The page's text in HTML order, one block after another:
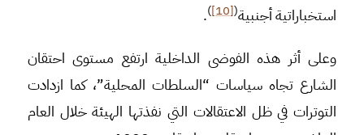
استخباراتية أجنبية(
[10]
)
.
وعلى أثر هذه الفوضى الداخلية ارتفع مستوى احتقان
الشارع تجاه سياسات “السلطات المحلية”، كما ازدادت
التوترات في ظل الاعتقالات التي نفذتها الهيئة خلال العام